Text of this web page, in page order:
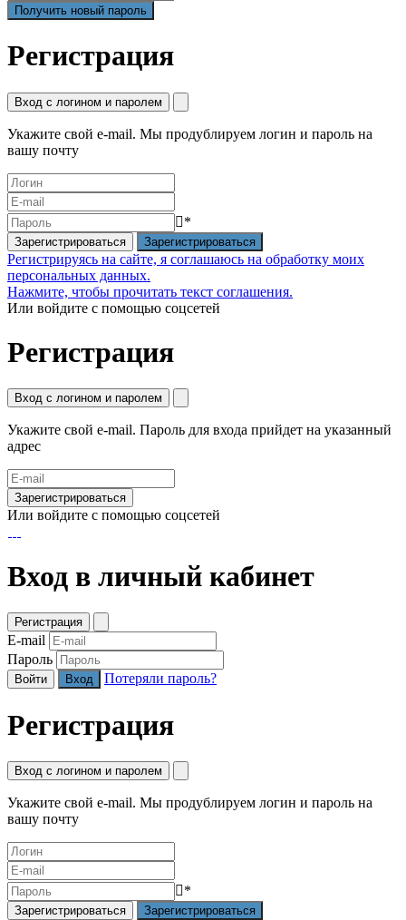
Регистрация
Вход с логином и паролем
Укажите свой e-mail. Мы продублируем логин и пароль на
вашу почту
*
Зарегистрироваться
Регистрируясь на сайте, я соглашаюсь на обработку моих
персональных данных.
Нажмите, чтобы прочитать текст соглашения.
Или войдите с помощью соцсетей
Регистрация
Вход с логином и паролем
Укажите свой e-mail. Пароль для входа прийдет на указанный
адрес
Зарегистрироваться
Или войдите с помощью соцсетей
Вход в личный кабинет
Регистрация
E-mail
Пароль
Войти Потеряли пароль?
Регистрация
Вход с логином и паролем
Укажите свой e-mail. Мы продублируем логин и пароль на
вашу почту
*
Зарегистрироваться